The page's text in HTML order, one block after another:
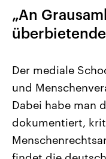
Landtagswahl
2026
Alle Informationen
Sachsen-Anhalt wählt
September 2026 einen
Landtag. Seit 2021
Bundesland von einer
„An
Der mediale
und
Dabei habe man
dokumentiert,